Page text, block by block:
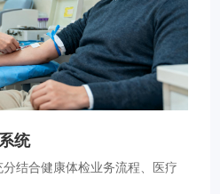
统
结合健康体检业务流程、医疗